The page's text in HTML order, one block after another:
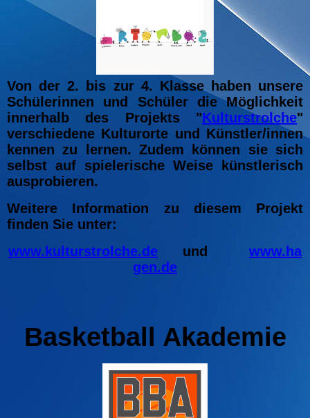
Von der 2. bis zur 4. Klasse haben unsere
Schülerinnen und Schüler die Möglichkeit
innerhalb des Projekts "Kulturstrolche"
verschiedene Kulturorte und Künstler/innen
kennen zu lernen. Zudem können sie sich
selbst auf spielerische Weise künstlerisch
ausprobieren.
Weitere Information zu diesem Projekt
finden Sie unter:
www.kulturstrolche.de und www.ha
gen.de
Basketball Akademie